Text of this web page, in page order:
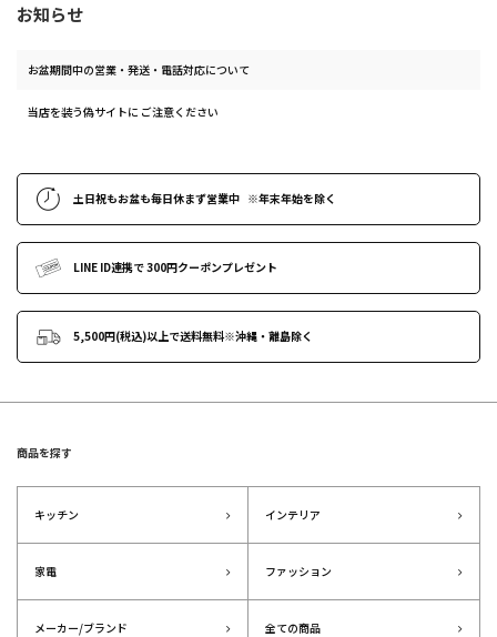
お知らせ
お盆期間中の営業・発送・電話対応について
当店を装う偽サイトに ご注意ください
土日祝もお盆も毎日休まず営業中 ※年末年始を除く
LINE ID連携で300円クーポンプレゼント
5,500円(税込)以上で送料無料※沖縄・離島除く
商品を探す
キッチン インテリア
家電 ファッション
メーカー/ブランド 全ての商品